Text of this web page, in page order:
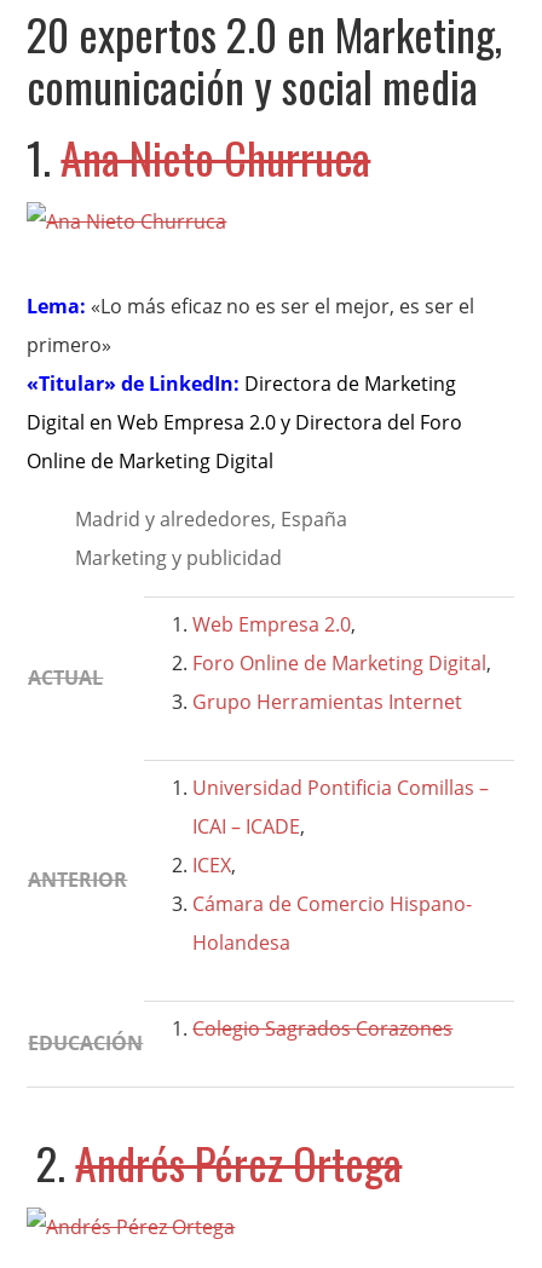
20 expertos 2.0 en Marketing,
comunicación y social media
1.Ana Nieto Churruca
Lema: «Lo más eficaz no es ser el mejor, es ser el
primero»
«Titular» de LinkedIn: Directora de Marketing
Digital en Web Empresa 2.0 y Directora del Foro
Online de Marketing Digital
Madrid y alrededores, España
Marketing y publicidad
ACTUAL
Web Empresa 2.0,
Foro Online de Marketing Digital,
Grupo Herramientas Internet
ANTERIOR
Universidad Pontificia Comillas –
ICAI – ICADE,
ICEX,
Cámara de Comercio Hispano-
Holandesa
EDUCACIÓN
Colegio Sagrados Corazones
2.Andrés Pérez Ortega